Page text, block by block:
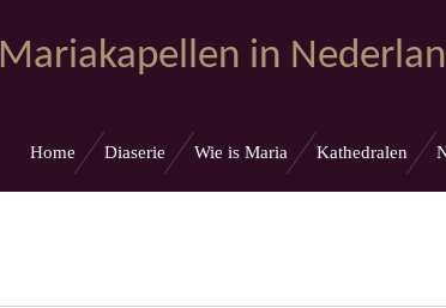
Mariakapellen in
Home Diaserie Wie is Maria Kathedralen